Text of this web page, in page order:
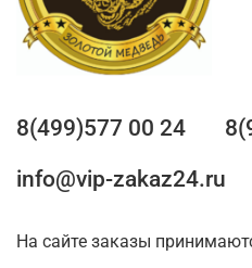
8(499)577 00 24
info@vip-zakaz24.ru
На сайте заказы